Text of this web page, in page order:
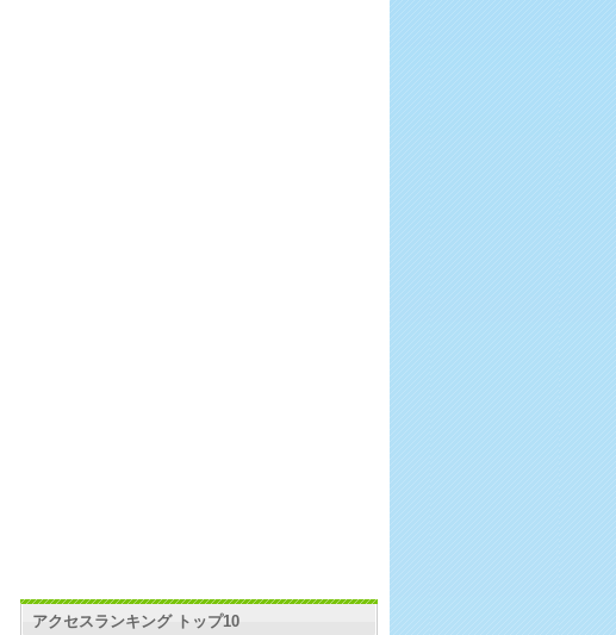
アクセスランキング トップ10